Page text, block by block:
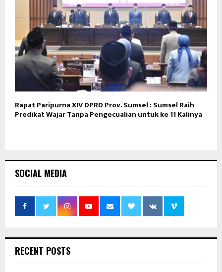
Rapat Paripurna XIV DPRD Prov. Sumsel : Sumsel Raih
Predikat Wajar Tanpa Pengecualian untuk ke 11 Kalinya
SOCIAL MEDIA
RECENT POSTS